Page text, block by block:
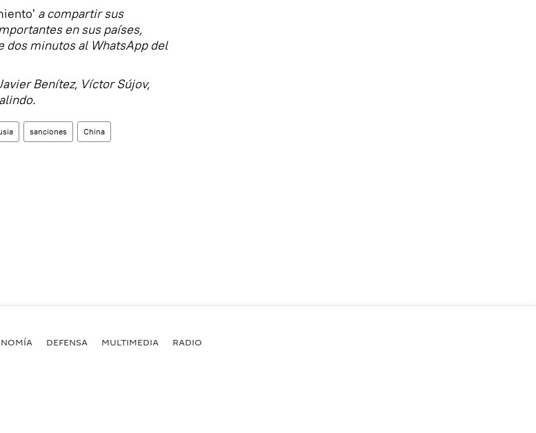
a compartir sus
en sus países,
dos minutos al WhatsApp del
Benítez, Víctor Sújov,
sanciones China
DEFENSA MULTIMEDIA RADIO